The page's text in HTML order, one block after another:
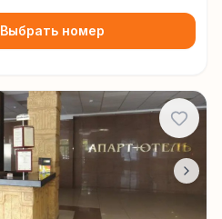
Выбрать номер